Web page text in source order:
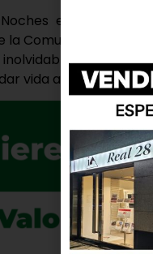
en la Plaza’,
la Comunidad,
y artistas
vida a citas de lo